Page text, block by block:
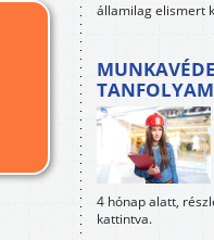
államilag elismert
4 hónap alatt,
kattintva.